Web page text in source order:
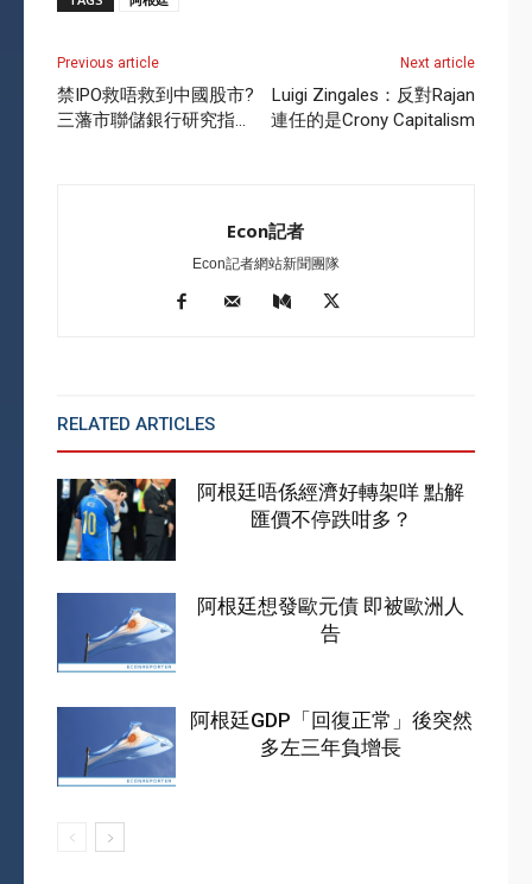
Previous article
禁IPO救唔救到中國股市?
三藩市聯儲銀行研究指…
Next article
Luigi Zingales：反對Rajan
連任的是Crony Capitalism
Econ記者
Econ記者網站新聞團隊
RELATED ARTICLES
阿根廷唔係經濟好轉架咩 點解
匯價不停跌咁多？
阿根廷想發歐元債 即被歐洲人
告
阿根廷GDP「回復正常」後突然
多左三年負增長